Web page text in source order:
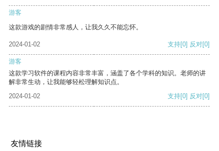
游客
这款游戏的剧情非常感人，让我久久不能忘怀。
2024-01-02 支持[0] 反对[0]
游客
这款学习软件的课程内容非常丰富，涵盖了各个学科的知识。老师的讲
解非常生动，让我能够轻松理解知识点。
2024-01-02
支持[0] 反对[0]
友情链接